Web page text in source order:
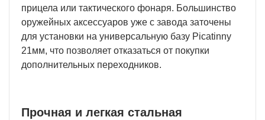
прицела или тактического фонаря. Большинство
оружейных аксессуаров уже с завода заточены
для установки на универсальную базу Picatinny
21мм, что позволяет отказаться от покупки
дополнительных переходников.
Прочная и легкая стальная